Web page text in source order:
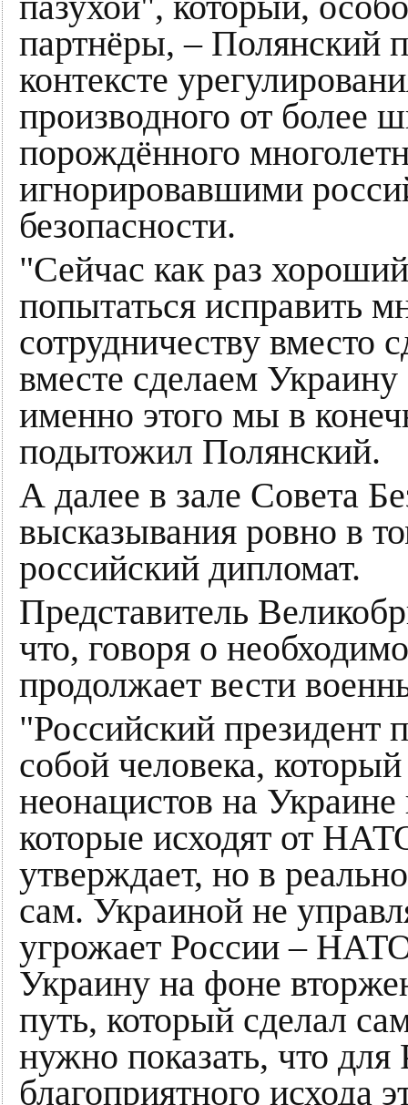
партнёры, – Полянский
контексте
производного от более
порождённого
игнорировавшими
безопасности.
"Сейчас как раз
попытаться исправить
сотрудничеству вместо
вместе сделаем
именно этого мы в
подытожил Полянский.
А далее в зале Совета
высказывания ровно в
российский дипломат.
Представитель
что, говоря о
продолжает вести
"Российский президент
собой человека,
неонацистов на Украине
которые исходят от
утверждает, но в
сам. Украиной не
угрожает России –
Украину на фоне
путь, который сделал
нужно показать, что
благоприятного исхода